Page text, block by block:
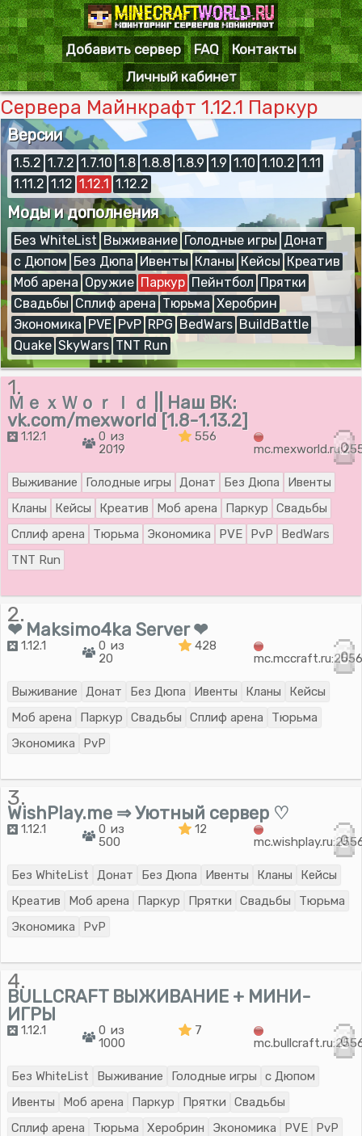
Добавить сервер FAQ
Контакты
Личный кабинет
Сервера Майнкрафт 1.12.1 Паркур
Версии
1.5.2 1.7.2 1.7.10 1.8 1.8.8 1.8.9 1.9 1.10 1.10.2 1.11
1.11.2 1.12 1.12.1 1.12.2
Моды и дополнения
Без WhiteList Выживание Голодные игры Донат
с Дюпом Без Дюпа Ивенты Кланы Кейсы Креатив
Моб арена Оружие Паркур Пейнтбол Прятки
Свадьбы Сплиф арена Тюрьма Херобрин
Экономика PVE PvP RPG BedWars BuildBattle
Quake SkyWars TNT Run
1.
ＭｅｘＷｏｒｌｄ || Наш ВК:
vk.com/mexworld [1.8-1.13.2]
1.12.1
0 из
2019
556
0
Выживание Голодные игры Донат Без Дюпа
Ивенты
Кланы
Кейсы Креатив Моб арена Паркур
Свадьбы
Сплиф арена
Тюрьма Экономика PVE PvP
BedWars
TNT Run
2.
❤ Maksimo4ka Server ❤
1.12.1
0 из
20
428
0
Выживание Донат Без Дюпа Ивенты Кланы
Кейсы
Моб арена
Паркур Свадьбы Сплиф арена
Тюрьма
Экономика
PvP
3.
WishPlay.me ⇒ Уютный сервер ♡
1.12.1
0 из
500
12
0
Без WhiteList Донат Без Дюпа Ивенты Кланы
Кейсы
Креатив
Моб арена Паркур Прятки Свадьбы
Тюрьма
Экономика
PvP
4.
BULLCRAFT ВЫЖИВАНИЕ + МИНИ-
ИГРЫ
1.12.1
0 из
1000
7
0
Без WhiteList Выживание Голодные игры
с Дюпом
Ивенты
Моб арена Паркур Прятки
Свадьбы
Сплиф арена
Тюрьма Херобрин Экономика PVE
PvP